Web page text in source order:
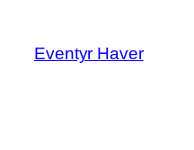
indhold
Eventyr Haver